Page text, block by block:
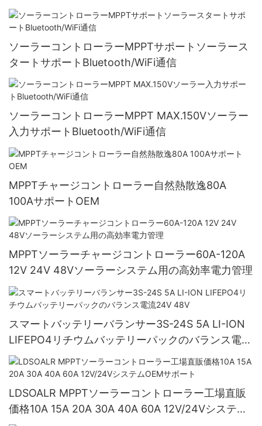
ソーラーコントローラーMPPTサポートソーラース
タートサポートBluetooth/WiFi通信
ソーラーコントローラーMPPT MAX.150Vソーラー
入力サポートBluetooth/WiFi通信
MPPTチャージコントローラー自然熱散逸80A
100AサポートOEM
MPPTソーラーチャージコントローラー60A-120A
12V 24V 48Vソーラーシステム用の高効率電力管理
スマートバッテリーバランサー3S-24S 5A LI-ION
LIFEPO4リチウムバッテリーパックのバランス電流
24V 48V
LDSOALR MPPTソーラーコントローラー工場直販
価格10A 15A 20A 30A 40A 60A 12V/24Vシステム